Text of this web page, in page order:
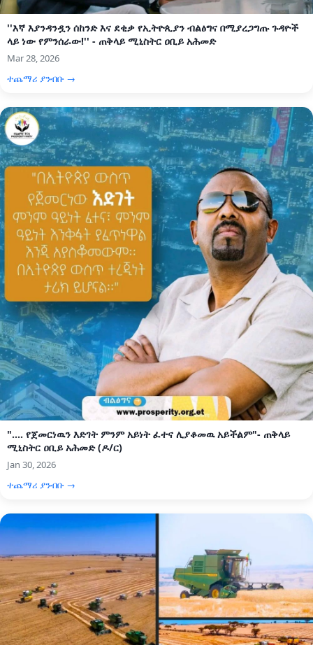
''እኛ እያንዳንዷን ሰከንድ እና ደቂቃ የኢትዮጲያን ብልፅግና በሚያረጋግጡ ጉዳዮች
ላይ ነው የምንሰራው!'' - ጠቅላይ ሚኒስትር ዐቢይ አሕመድ
Mar 28, 2026
ተጨማሪ ያንብቡ →
".... የጀመርነዉን እድገት ምንም አይነት ፈተና ሊያቆመዉ አይችልም"- ጠቅላይ
ሚኒስትር ዐቢይ አሕመድ (ዶ/ር)
Jan 30, 2026
ተጨማሪ ያንብቡ →